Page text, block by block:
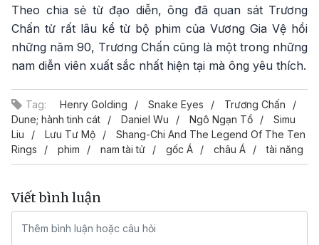
Theo chia sẻ từ đạo diễn, ông đã quan sát Trương
Chấn từ rất lâu kể từ bộ phim của Vương Gia Vệ hồi
những năm 90, Trương Chấn cũng là một trong những
nam diễn viên xuất sắc nhất hiện tại mà ông yêu thích.
Tag: Henry Golding Snake Eyes
Trương Chấn
Dune; hành tinh cát
Daniel Wu Ngô Ngạn Tổ
Simu
Liu
Lưu Tư Mộ
Shang-Chi And The Legend Of The Ten
Rings
phim nam tài tử gốc Á châu Á tài năng
Viết bình luận